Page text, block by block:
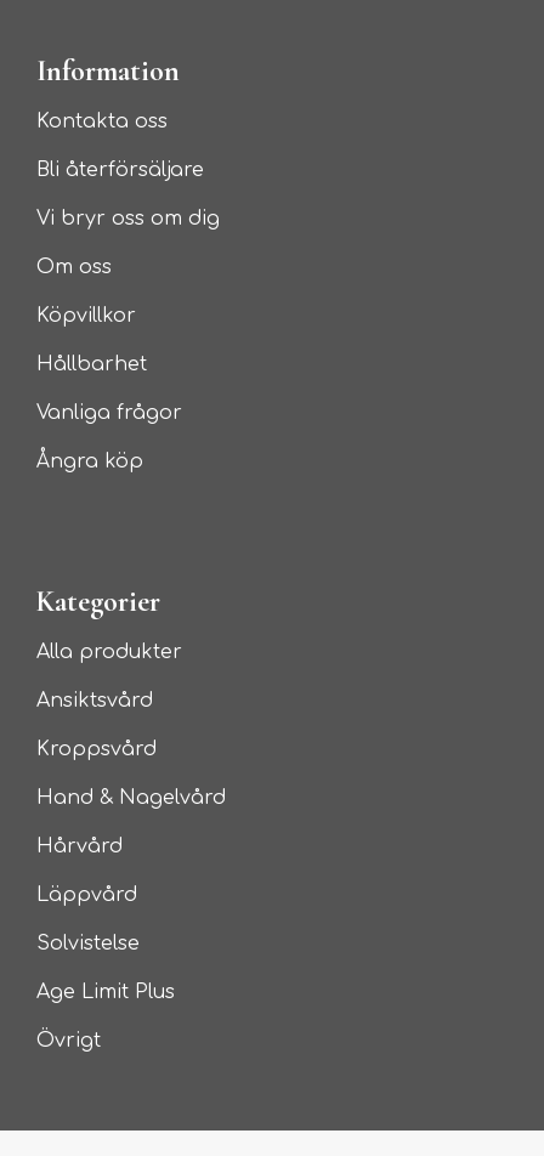
Information
Kontakta oss
Bli återförsäljare
Vi bryr oss om dig
Om oss
Köpvillkor
Hållbarhet
Vanliga frågor
Ångra köp
Kategorier
Alla produkter
Ansiktsvård
Kroppsvård
Hand & Nagelvård
Hårvård
Läppvård
Solvistelse
Age Limit Plus
Övrigt